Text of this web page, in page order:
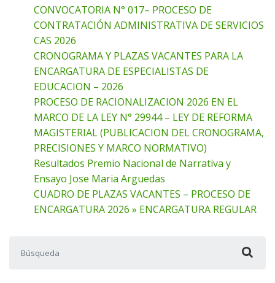
CONVOCATORIA N° 017– PROCESO DE
CONTRATACIÓN ADMINISTRATIVA DE SERVICIOS
CAS 2026
CRONOGRAMA Y PLAZAS VACANTES PARA LA
ENCARGATURA DE ESPECIALISTAS DE
EDUCACION – 2026
PROCESO DE RACIONALIZACION 2026 EN EL
MARCO DE LA LEY N° 29944 – LEY DE REFORMA
MAGISTERIAL (PUBLICACION DEL CRONOGRAMA,
PRECISIONES Y MARCO NORMATIVO)
Resultados Premio Nacional de Narrativa y
Ensayo Jose Maria Arguedas
CUADRO DE PLAZAS VACANTES – PROCESO DE
ENCARGATURA 2026 » ENCARGATURA REGULAR